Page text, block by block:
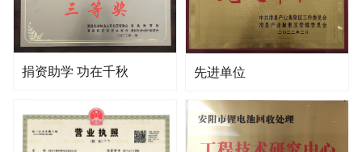
捐资助学 功在千秋 先进单位